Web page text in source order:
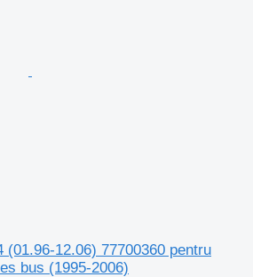
(01.96-12.06) 77700360 pentru
bus (1995-2006)